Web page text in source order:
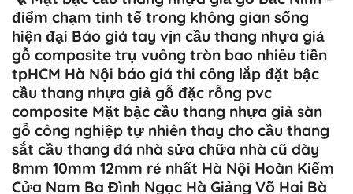
điểm chạm tinh tế trong không gian sống
hiện đại Báo giá tay vịn cầu thang nhựa giả
gỗ composite trụ vuông tròn bao nhiêu tiền
tpHCM Hà Nội báo giá thi công lắp đặt bậc
cầu thang nhựa giả gỗ đặc rỗng pvc
composite Mặt bậc cầu thang nhựa giả sàn
gỗ công nghiệp tự nhiên thay cho cầu thang
sắt cầu thang đá nhà sửa chữa nhà cũ dày
8mm 10mm 12mm rẻ nhất Hà Nội Hoàn Kiếm
Cửa Nam Ba Đình Ngọc Hà Giảng Võ Hai Bà